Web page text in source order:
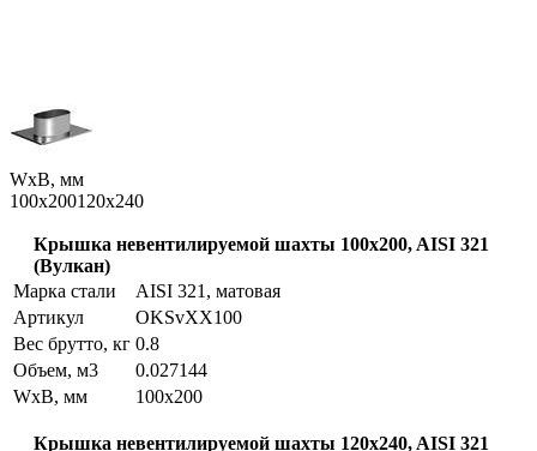
WxB, мм
100x200120x240
Крышка невентилируемой шахты 100x200, AISI 321
(Вулкан)
Марка стали
AISI 321, матовая
Артикул
OKSvXX100
Вес брутто, кг 0.8
Объем, м3
0.027144
WxB, мм
100x200
Крышка невентилируемой шахты 120x240, AISI 321